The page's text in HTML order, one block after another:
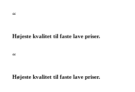
“
Højeste kvalitet til faste lave priser.
“
Højeste kvalitet til faste lave priser.